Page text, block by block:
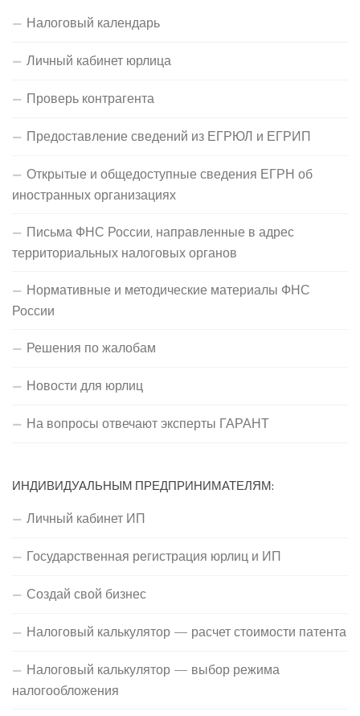
Налоговый календарь
Личный кабинет юрлица
Проверь контрагента
Предоставление сведений из ЕГРЮЛ и ЕГРИП
Открытые и общедоступные сведения ЕГРН об
иностранных организациях
Письма ФНС России, направленные в адрес
территориальных налоговых органов
Нормативные и методические материалы ФНС
России
Решения по жалобам
Новости для юрлиц
На вопросы отвечают эксперты ГАРАНТ
ИНДИВИДУАЛЬНЫМ ПРЕДПРИНИМАТЕЛЯМ:
Личный кабинет ИП
Государственная регистрация юрлиц и ИП
Создай свой бизнес
Налоговый калькулятор — расчет стоимости патента
Налоговый калькулятор — выбор режима
налогообложения